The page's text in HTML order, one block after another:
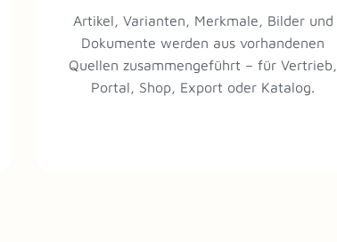
Artikel, Varianten, Merkmale, Bilder und
Dokumente werden aus vorhandenen
Quellen zusammengeführt – für Vertrieb,
Portal, Shop, Export oder Katalog.